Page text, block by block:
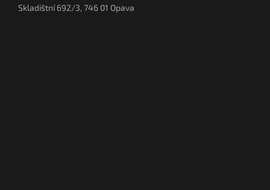
Skladištní 692/3, 746 01 Opava